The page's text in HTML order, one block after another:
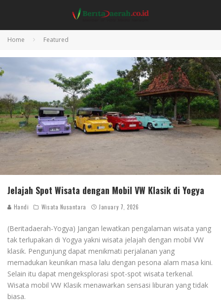
Home Featured
Jelajah Spot Wisata dengan Mobil VW Klasik di Yogya
Handi Wisata Nusantara January 7, 2026
(Beritadaerah-Yogya) Jangan lewatkan pengalaman wisata yang
tak terlupakan di Yogya yakni wisata jelajah dengan mobil VW
klasik. Pengunjung dapat menikmati perjalanan yang
memadukan keunikan masa lalu dengan pesona alam masa kini.
Selain itu dapat mengeksplorasi spot-spot wisata terkenal.
Wisata mobil VW Klasik menawarkan sensasi liburan yang tidak
biasa.